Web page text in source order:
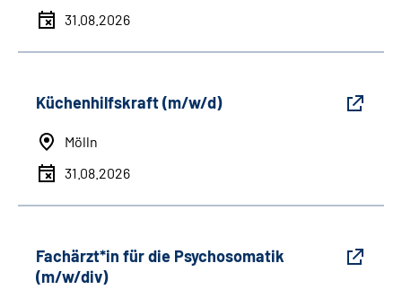
31.08.2026
Küchenhilfskraft (m/w/d)
Mölln
31.08.2026
Fachärzt*in für die Psychosomatik
(m/w/div)